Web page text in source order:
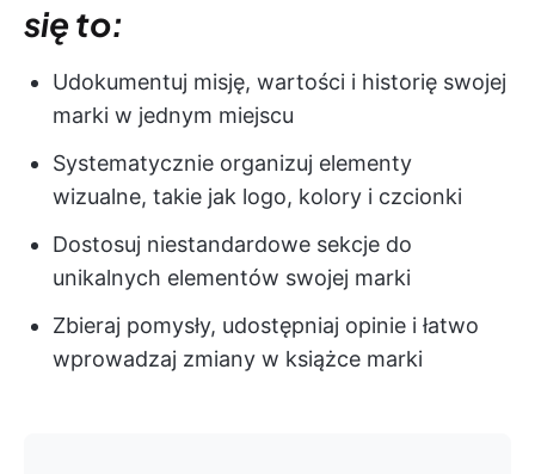
się to:
Udokumentuj misję, wartości i historię swojej
marki w jednym miejscu
Systematycznie organizuj elementy
wizualne, takie jak logo, kolory i czcionki
Dostosuj niestandardowe sekcje do
unikalnych elementów swojej marki
Zbieraj pomysły, udostępniaj opinie i łatwo
wprowadzaj zmiany w książce marki